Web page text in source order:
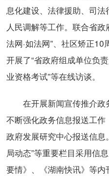
息化建设、法律援助、司法
人民调解等工作。联合省
法网·如法网”、社区矫正
开展了“省政府组成单位负
业资格考试”等在线访谈。
在开展新闻宣传推介政
不断强化政务信息报送工
政府发展研究中心报送信
局动态”等重要栏目采用信
要情》、《湖南快讯》等